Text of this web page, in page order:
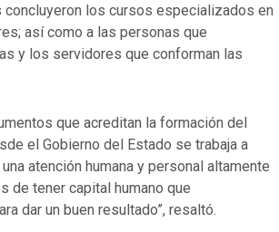
los cursos especializados en
así como a las personas que
y los servidores que conforman las
que acreditan la formación del
el Gobierno del Estado se trabaja a
atención humana y personal altamente
de tener capital humano que
dar un buen resultado”, resaltó.